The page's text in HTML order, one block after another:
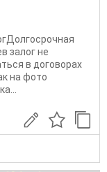
залог не
в договорах
на фото